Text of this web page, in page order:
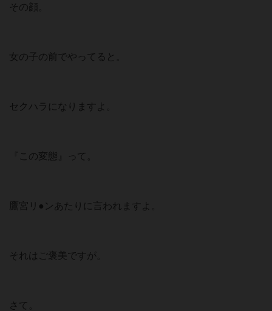
その顔。
女の子の前でやってると。
セクハラになりますよ。
『この変態』って。
鷹宮リ●ンあたりに言われますよ。
それはご褒美ですが。
さて。